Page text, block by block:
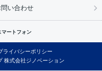
問い合わせ
マートフォン
ライバシーポリシー
株式会社ジノベーション